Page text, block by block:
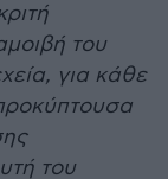
του
για κάθε
του